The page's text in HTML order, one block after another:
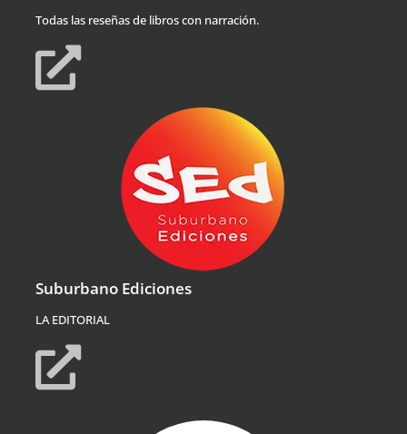
Todas las reseñas de libros con narración.
Suburbano Ediciones
LA EDITORIAL